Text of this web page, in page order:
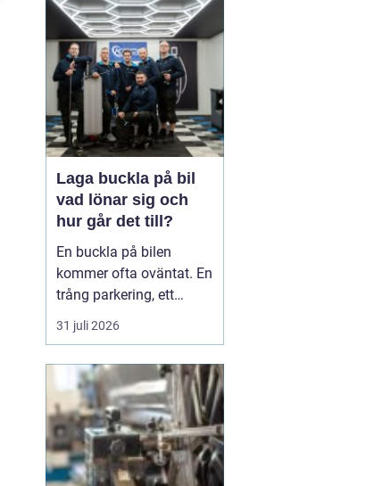
kunskap om däck, da...
Laga buckla på bil
vad lönar sig och
hur går det till?
En buckla på bilen
kommer ofta oväntat. En
trång parkering, ett
dörruppslag utanför
mataffären eller ett
Många blir osäkra direkt:
ska man anmäla till
försäkringen, åka till en
plåtverkstad eller går det
att fixa snabbt och smi...
31 juli 2026